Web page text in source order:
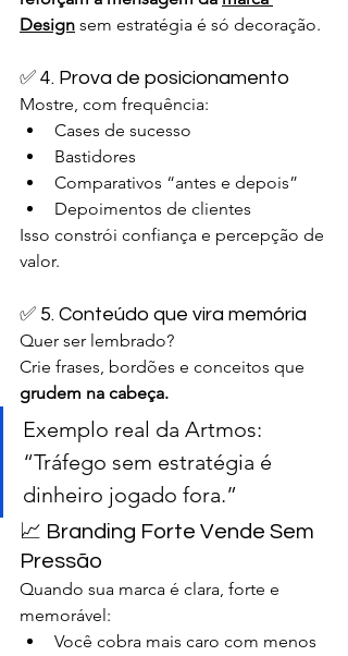
Design sem estratégia é só decoração.
✅ 4. Prova de posicionamento
Mostre, com frequência:
Cases de sucesso
Bastidores
Comparativos “antes e depois”
Depoimentos de clientes
Isso constrói confiança e percepção de
valor.
✅ 5. Conteúdo que vira memória
Quer ser lembrado?
Crie frases, bordões e conceitos que
grudem na cabeça.
Exemplo real da Artmos:
“Tráfego sem estratégia é
dinheiro jogado fora.”
📈 Branding Forte Vende Sem
Pressão
Quando sua marca é clara, forte e
memorável:
Você cobra mais caro com menos